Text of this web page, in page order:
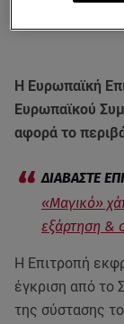
Η Ευρωπαϊκή
Ευρωπαϊκού
αφορά το
«Μαγικό»
εξάρτηση &
Η Επιτροπή
έγκριση από το
της σύστασης